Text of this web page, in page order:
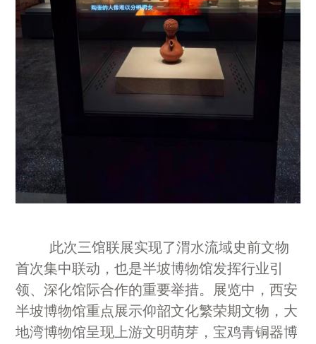
此次三馆联展实现了渭水流域史前文物
首次集中联动，也是半坡博物馆发挥行业引
领、深化馆际合作的重要举措。展览中，西安
半坡博物馆重点展示仰韶文化繁荣期文物，大
地湾博物馆呈现上游文明萌芽，宝鸡青铜器博